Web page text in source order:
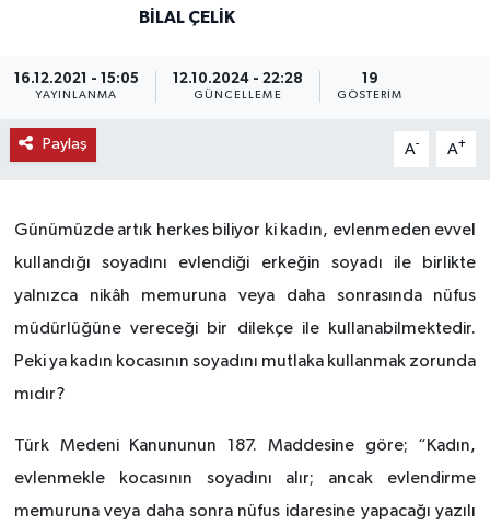
BILAL ÇELIK
16.12.2021 - 15:05
YAYINLANMA
12.10.2024 - 22:28
GÜNCELLEME
19
GÖSTERIM
Paylaş A- A+
Günümüzde artık herkes biliyor ki kadın, evlenmeden evvel
kullandığı soyadını evlendiği erkeğin soyadı ile birlikte
yalnızca nikâh memuruna veya daha sonrasında nüfus
müdürlüğüne vereceği bir dilekçe ile kullanabilmektedir.
Peki ya kadın kocasının soyadını mutlaka kullanmak zorunda
mıdır?
Türk Medeni Kanununun 187. Maddesine göre; “Kadın,
evlenmekle kocasının soyadını alır; ancak evlendirme
memuruna veya daha sonra nüfus idaresine yapacağı yazılı
MAGAZİN
ÖZEL HABER
SPOR
TEKNOLOJİ
YAŞAM